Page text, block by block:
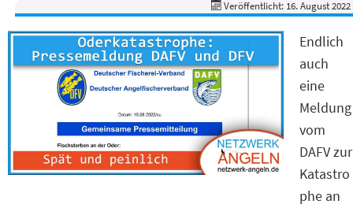
Veröffentlicht: 16. August 2022
Endlich
auch
eine
Meldung
vom
DAFV zur
Katastro
phe an